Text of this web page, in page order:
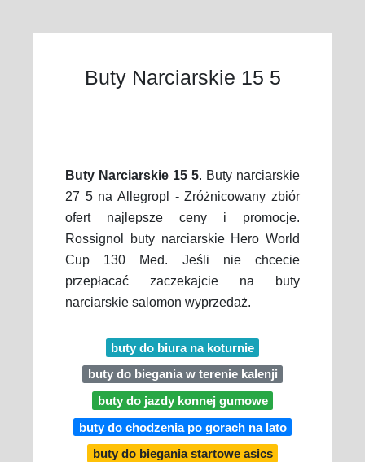
Buty Narciarskie 15 5
Buty Narciarskie 15 5. Buty narciarskie
27 5 na Allegropl - Zróżnicowany zbiór
ofert najlepsze ceny i promocje.
Rossignol buty narciarskie Hero World
Cup 130 Med. Jeśli nie chcecie
przepłacać zaczekajcie na buty
narciarskie salomon wyprzedaż.
buty do biura na koturnie
buty do biegania w terenie kalenji
buty do jazdy konnej gumowe
buty do chodzenia po gorach na lato
buty do biegania startowe asics